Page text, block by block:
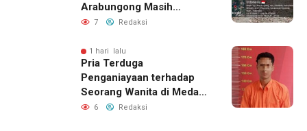
Arabungong Masih
Menunggu Bantuan
7 Redaksi
1 hari lalu
Pria Terduga
Penganiayaan terhadap
Seorang Wanita di Medan
Ditangkap Polisi
6 Redaksi